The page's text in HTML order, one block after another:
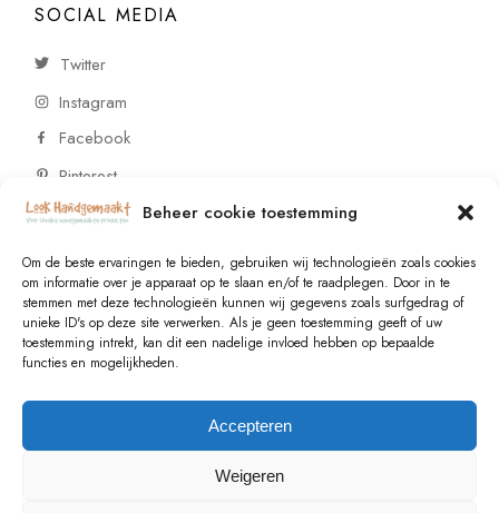
Beheer cookie toestemming
Om de beste ervaringen te bieden, gebruiken wij technologieën zoals cookies
om informatie over je apparaat op te slaan en/of te raadplegen. Door in te
stemmen met deze technologieën kunnen wij gegevens zoals surfgedrag of
unieke ID's op deze site verwerken. Als je geen toestemming geeft of uw
toestemming intrekt, kan dit een nadelige invloed hebben op bepaalde
functies en mogelijkheden.
Accepteren
Weigeren
SOCIAL MEDIA
Twitter
Instagram
Facebook
Pinterest
CONTACT
Vragen of wensen? Neem contact op!
+31 (0)6 229 021 29